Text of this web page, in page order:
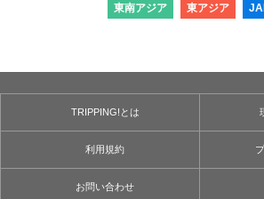
東南アジア 東アジア
TRIPPING!とは
利用規約
お問い合わせ